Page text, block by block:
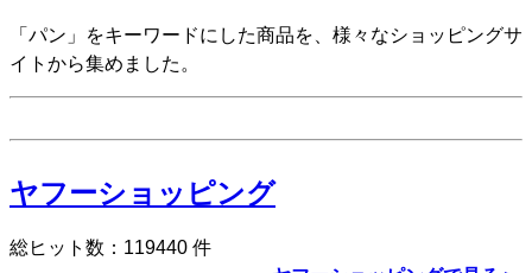
「パン」をキーワードにした商品を、様々なショッピングサ
イトから集めました。